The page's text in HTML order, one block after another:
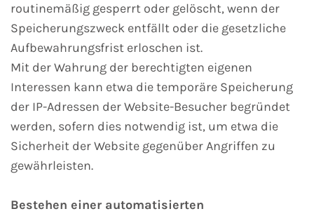
routinemäßig gesperrt oder gelöscht, wenn der
Speicherungszweck entfällt oder die gesetzliche
Aufbewahrungsfrist erloschen ist.
Mit der Wahrung der berechtigten eigenen
Interessen kann etwa die temporäre Speicherung
der IP-Adressen der Website-Besucher begründet
werden, sofern dies notwendig ist, um etwa die
Sicherheit der Website gegenüber Angriffen zu
gewährleisten.
Bestehen einer automatisierten